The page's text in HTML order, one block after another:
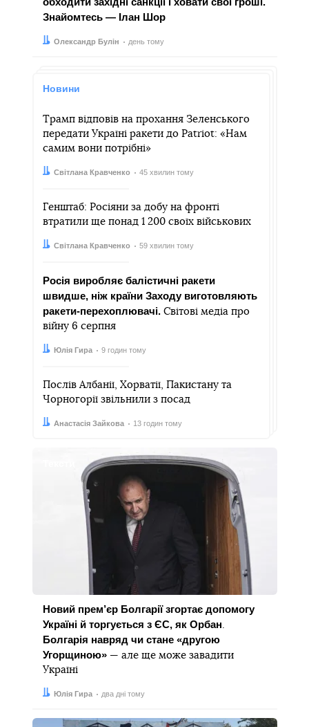
Знайомтесь — Ілан Шор
Автор:
Олександр Булін
Дата: день тому
Новини
Трамп відповів на прохання Зеленського
передати Україні ракети до Patriot: «Нам
самим вони потрібні»
Автор:
Світлана Кравченко
Дата: 45 хвилин тому
Генштаб: Росіяни за добу на фронті
втратили ще понад 1 200 своїх військових
Автор:
Світлана Кравченко
Дата: 59 хвилин тому
Росія виробляє балістичні ракети
швидше, ніж країни Заходу виготовляють
ракети-перехоплювачі. Світові медіа про
війну 6 серпня
Автор:
Юлія Гира
Дата: 9 годин тому
Послів Албанії, Хорватії, Пакистану та
Чорногорії звільнили з посад
Автор:Анастасія Зайкова
Дата: 13 годин тому
Новий прем’єр Болгарії згортає допомогу
Україні й торгується з ЄС, як Орбан
Болгарія навряд чи стане «другою
Угорщиною» — але ще може завадити
Україні
Автор:
Юлія Гира
Дата: два дні тому